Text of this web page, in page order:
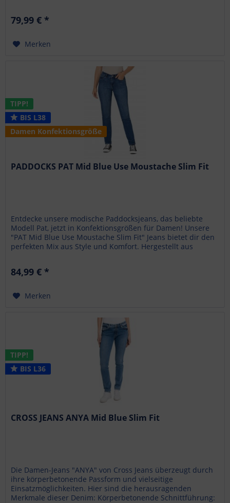
79,99 € *
Merken
TIPP!
BIS L38
Damen Konfektionsgröße
PADDOCKS PAT Mid Blue Use Moustache Slim Fit
Entdecke unsere modische Paddocksjeans, das beliebte
Modell Pat, jetzt in Konfektionsgrößen für Damen! Unsere
"PAT Mid Blue Use Moustache Slim Fit" Jeans bietet dir den
perfekten Mix aus Style und Komfort. Hergestellt aus
84,99 € *
Merken
TIPP!
BIS L36
CROSS JEANS ANYA Mid Blue Slim Fit
Die Damen-Jeans "ANYA" von Cross Jeans überzeugt durch
ihre körperbetonende Passform und vielseitige
Einsatzmöglichkeiten. Hier sind die herausragenden
Merkmale dieser Denim: Körperbetonende Schnittführung: